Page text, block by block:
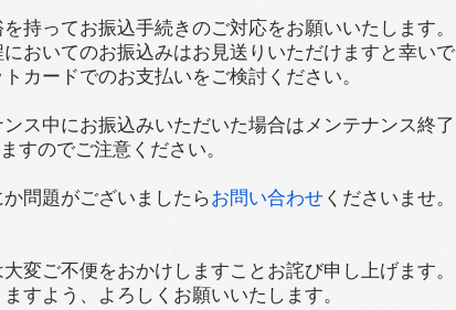
持ってお振込手続きのご対応をお願いいたします。
おいてのお振込みはお見送りいただけますと幸いで
カードでのお支払いをご検討ください。
ス中にお振込みいただいた場合はメンテナンス終了
すのでご注意ください。
問題がございましたらお問い合わせ くださいませ。
変ご不便をおかけしますことお詫び申し上げます。
すよう、よろしくお願いいたします。